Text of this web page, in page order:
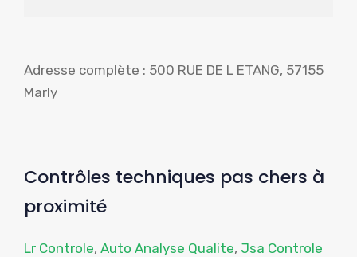
Adresse complète : 500 RUE DE L ETANG, 57155
Marly
Contrôles techniques pas chers à
proximité
Lr Controle, Auto Analyse Qualite, Jsa Controle